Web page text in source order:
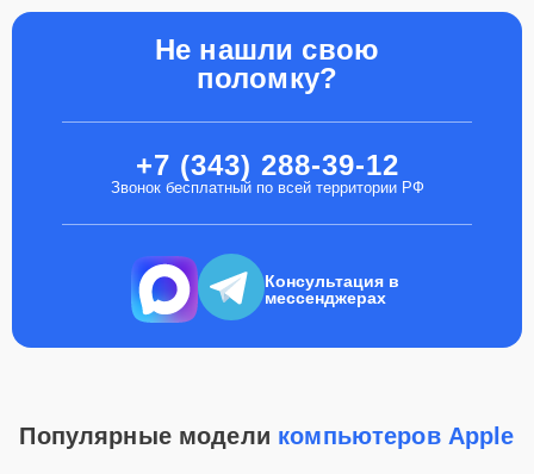
Не нашли свою
поломку?
+7 (343) 288-39-12
Звонок бесплатный по всей территории РФ
Консультация в
мессенджерах
Популярные модели компьютеров Apple